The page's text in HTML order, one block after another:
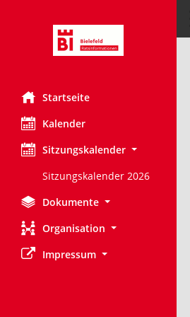
Startseite
Kalender
Sitzungskalender
Sitzungskalender 2026
Dokumente
Organisation
Impressum